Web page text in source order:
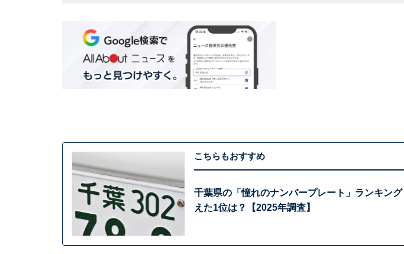
こちらもおすすめ
千葉県の「憧れのナンバープレート」ランキン
えた1位は？【2025年調査】